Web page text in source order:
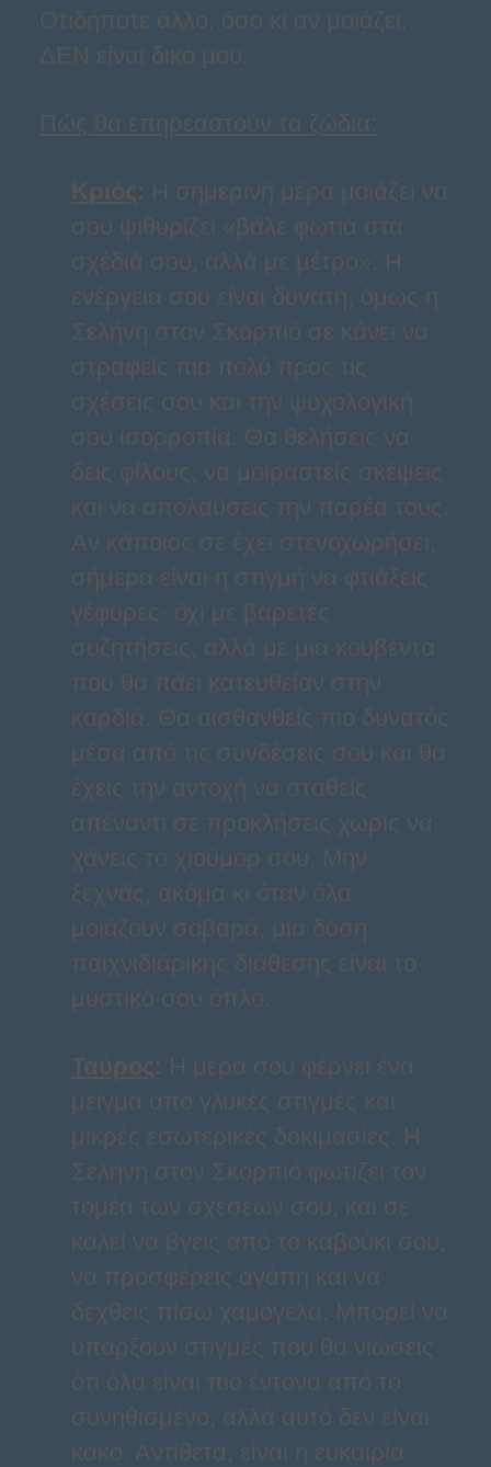
Οτιδήποτε άλλο, όσο κι αν μοιάζει,
ΔΕΝ είναι δικό μου.
Πώς θα επηρεαστούν τα ζώδια:
Κριός: Η σημερινή μέρα μοιάζει να
σου ψιθυρίζει «βάλε φωτιά στα
σχέδιά σου, αλλά με μέτρο». Η
ενέργεια σου είναι δυνατή, όμως η
Σελήνη στον Σκορπιό σε κάνει να
στραφείς πιο πολύ προς τις
σχέσεις σου και την ψυχολογική
σου ισορροπία. Θα θελήσεις να
δεις φίλους, να μοιραστείς σκέψεις
και να απολαύσεις την παρέα τους.
Αν κάποιος σε έχει στενοχωρήσει,
σήμερα είναι η στιγμή να φτιάξεις
γέφυρες· όχι με βαρετές
συζητήσεις, αλλά με μια κουβέντα
που θα πάει κατευθείαν στην
καρδιά. Θα αισθανθείς πιο δυνατός
μέσα από τις συνδέσεις σου και θα
έχεις την αντοχή να σταθείς
απέναντι σε προκλήσεις χωρίς να
χάνεις το χιούμορ σου. Μην
ξεχνάς, ακόμα κι όταν όλα
μοιάζουν σοβαρά, μια δόση
παιχνιδιάρικης διάθεσης είναι το
μυστικό σου όπλο.
Ταύρος: Η μέρα σου φέρνει ένα
μείγμα από γλυκές στιγμές και
μικρές εσωτερικές δοκιμασίες. Η
Σελήνη στον Σκορπιό φωτίζει τον
τομέα των σχέσεων σου, και σε
καλεί να βγεις από το καβούκι σου,
να προσφέρεις αγάπη και να
δεχθείς πίσω χαμόγελα. Μπορεί να
υπάρξουν στιγμές που θα νιώσεις
ότι όλα είναι πιο έντονα από το
συνηθισμένο, αλλά αυτό δεν είναι
κακό. Αντίθετα, είναι η ευκαιρία